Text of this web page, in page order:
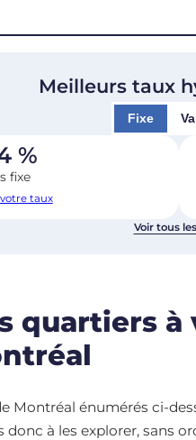
Meilleurs taux
Fixe
%
fixe
taux
Voir tous
quartiers
Montréal énumérés ci-
à les explorer, sans